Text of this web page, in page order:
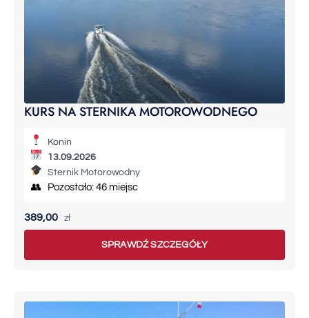
KURS NA STERNIKA MOTOROWODNEGO
Konin
13.09.2026
Sternik Motorowodny
👥 Pozostało: 46 miejsc
389,00 zł
SPRAWDŹ SZCZEGÓŁY